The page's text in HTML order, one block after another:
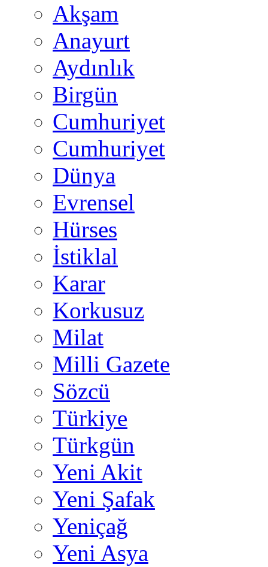
Akşam
Anayurt
Aydınlık
Birgün
Cumhuriyet
Cumhuriyet
Dünya
Evrensel
Hürses
İstiklal
Karar
Korkusuz
Milat
Milli Gazete
Sözcü
Türkiye
Türkgün
Yeni Akit
Yeni Şafak
Yeniçağ
Yeni Asya